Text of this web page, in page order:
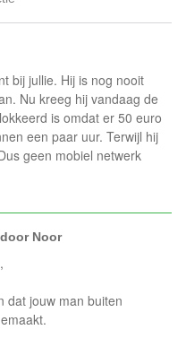
bij jullie. Hij is nog nooit
Nu kreeg hij vandaag de
is omdat er 50 euro
een paar uur. Terwijl hij
geen mobiel netwerk
Noor
,
dat jouw man buiten